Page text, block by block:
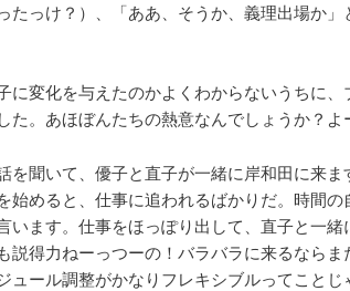
たっけ？）、「ああ、そうか、義理出場か」
に変化を与えたのかよくわからないうちに、
た。あほぼんたちの熱意なんでしょうか？よ
を聞いて、優子と直子が一緒に岸和田に来ま
始めると、仕事に追われるばかりだ。時間の
います。仕事をほっぽり出して、直子と一緒
説得力ねーっつーの！バラバラに来るならま
ュール調整がかなりフレキシブルってことじ